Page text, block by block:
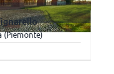
(Piemonte)